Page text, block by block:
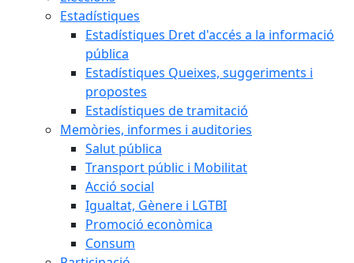
Estadístiques
Estadístiques Dret d'accés a la informació
pública
Estadístiques Queixes, suggeriments i
propostes
Estadístiques de tramitació
Memòries, informes i auditories
Salut pública
Transport públic i Mobilitat
Acció social
Igualtat, Gènere i LGTBI
Promoció econòmica
Consum